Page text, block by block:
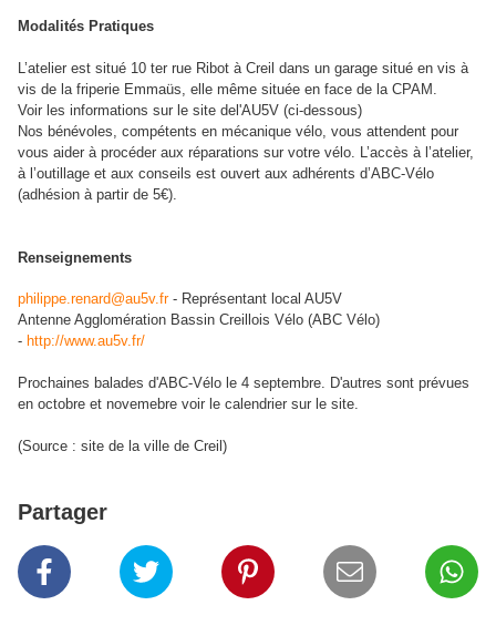
Modalités Pratiques
L’atelier est situé 10 ter rue Ribot à Creil dans un garage situé en vis à
vis de la friperie Emmaüs, elle même située en face de la CPAM.
Voir les informations sur le site del'AU5V (ci-dessous)
Nos bénévoles, compétents en mécanique vélo, vous attendent pour
vous aider à procéder aux réparations sur votre vélo. L’accès à l’atelier,
à l’outillage et aux conseils est ouvert aux adhérents d’ABC-Vélo
(adhésion à partir de 5€).
Renseignements
philippe.renard@au5v.fr- Représentant local AU5V
Antenne Agglomération Bassin Creillois Vélo (ABC Vélo)
- http://www.au5v.fr/
Prochaines balades d'ABC-Vélo le 4 septembre. D'autres sont prévues
en octobre et novemebre voir le calendrier sur le site.
(Source : site de la ville de Creil)
Partager